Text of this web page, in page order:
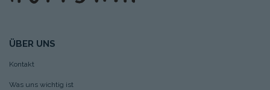
ÜBER UNS
Kontakt
Was uns wichtig ist